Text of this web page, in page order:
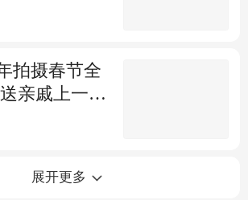
拍摄春节全
亲戚上一年
后遇冻雨堵高
展开更多